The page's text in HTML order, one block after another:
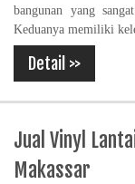
bangunan yang
Keduanya memiliki
Detail >>
Jual Vinyl
Makassar